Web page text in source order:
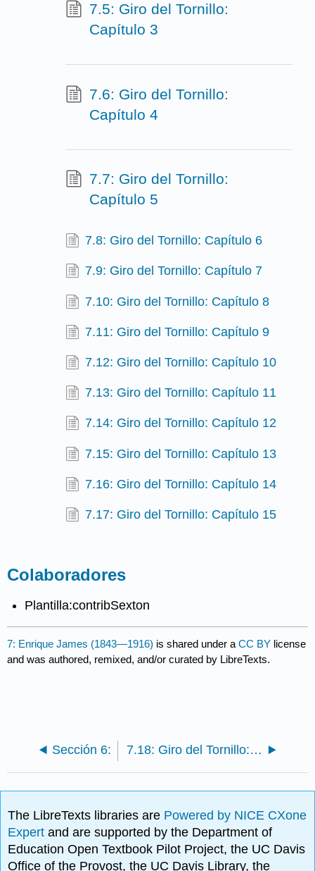
7.5: Giro del Tornillo:
Capítulo 3
7.6: Giro del Tornillo:
Capítulo 4
7.7: Giro del Tornillo:
Capítulo 5
7.8: Giro del Tornillo: Capítulo 6
7.9: Giro del Tornillo: Capítulo 7
7.10: Giro del Tornillo: Capítulo 8
7.11: Giro del Tornillo: Capítulo 9
7.12: Giro del Tornillo: Capítulo 10
7.13: Giro del Tornillo: Capítulo 11
7.14: Giro del Tornillo: Capítulo 12
7.15: Giro del Tornillo: Capítulo 13
7.16: Giro del Tornillo: Capítulo 14
7.17: Giro del Tornillo: Capítulo 15
Colaboradores
Plantilla:contribSexton
7: Enrique James (1843—1916) is shared under aCC BY license
and was authored, remixed, and/or curated by LibreTexts.
Sección 6: 7.18: Giro del Tornillo: Capítulo 16
The LibreTexts libraries are Powered by NICE CXone
Expertand are supported by the Department of
Education Open Textbook Pilot Project, the UC Davis
Office of the Provost, the UC Davis Library, the